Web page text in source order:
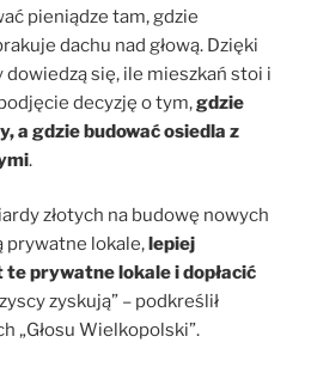
pieniądze tam, gdzie
dachu nad głową. Dzięki
się, ile mieszkań stoi i
decyzję o tym,gdzie
a gdzie budować osiedla z
.
złotych na budowę nowych
prywatne lokale, lepiej
prywatne lokale i dopłacić
zyskują” – podkreślił
„Głosu Wielkopolski”.